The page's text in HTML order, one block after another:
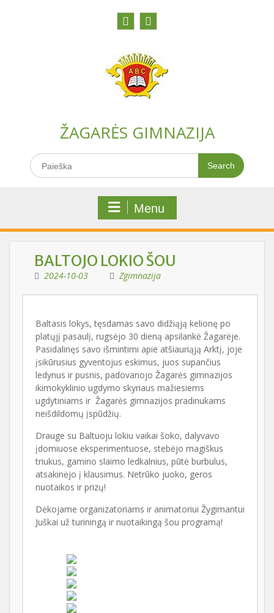
ŽAGARĖS GIMNAZIJA
Search
for:
Menu
BALTOJO LOKIO ŠOU
2024-10-03 Zgimnazija
Baltasis lokys, tęsdamas savo didžiąją kelionę po
platųjį pasaulį, rugsėjo 30 dieną apsilankė Žagarėje.
Pasidalinęs savo išmintimi apie atšiauriąją Arktį, joje
įsikūrusius gyventojus eskimus, juos supančius
ledynus ir pusnis, padovanojo Žagarės gimnazijos
ikimokyklinio ugdymo skyriaus mažiesiems
ugdytiniams ir Žagarės gimnazijos pradinukams
neišdildomų įspūdžių.
Drauge su Baltuoju lokiu vaikai šoko, dalyvavo
įdomiuose eksperimentuose, stebėjo magiškus
triukus, gamino slaimo ledkalnius, pūtė burbulus,
atsakinėjo į klausimus. Netrūko juoko, geros
nuotaikos ir prizų!
Dėkojame organizatoriams ir animatoriui Žygimantui
Juškai už turiningą ir nuotaikingą šou programą!